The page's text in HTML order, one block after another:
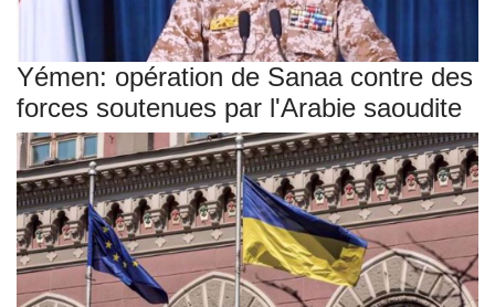
Yémen: opération de Sanaa contre des
forces soutenues par l'Arabie saoudite